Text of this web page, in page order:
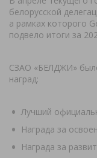
белорусской
а рамках которого
подвело итоги за
СЗАО «БЕЛДЖИ»
наград:
Лучший
Награда за
Награда за